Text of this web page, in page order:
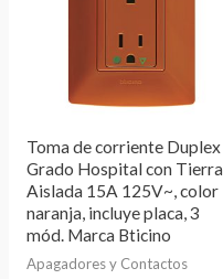
Toma de corriente Duplex
Grado Hospital con Tierra
Aislada 15A 125V~, color
naranja, incluye placa, 3
mód. Marca Bticino
Apagadores y Contactos